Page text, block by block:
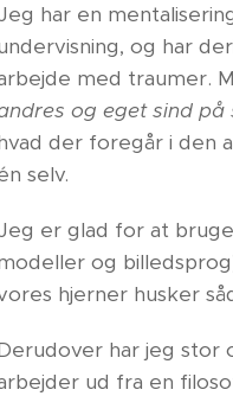
har en
og har
med traumer.
og eget sind på
der foregår i den
selv.
er glad for at
og
hjerner husker
har jeg stor
ud fra en